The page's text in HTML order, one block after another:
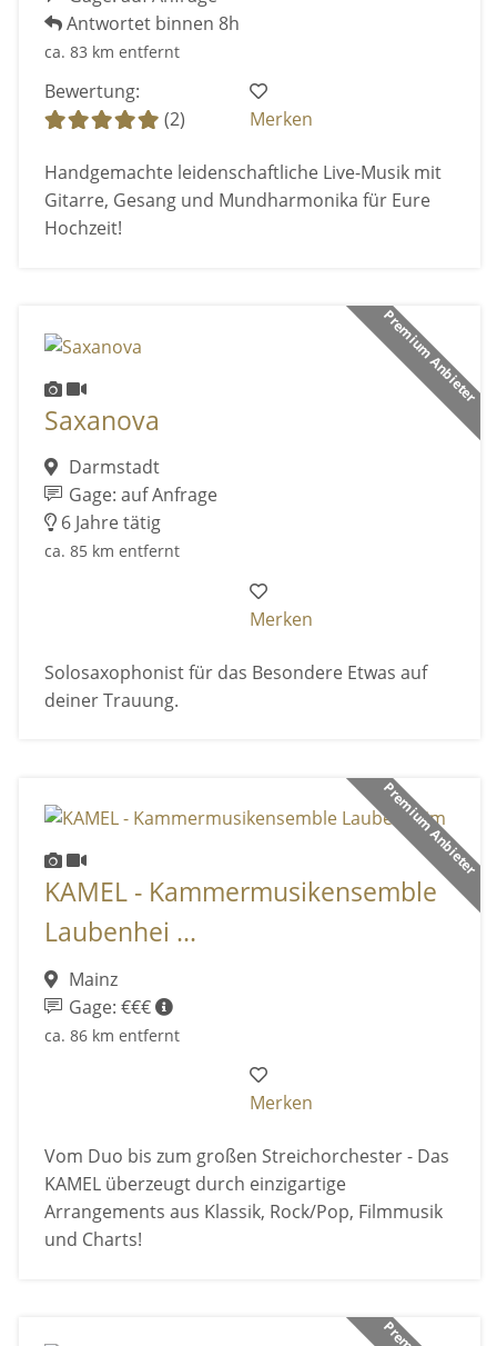
Antwortet binnen 8h
ca. 83 km entfernt
Bewertung:
(2)
Merken
Handgemachte leidenschaftliche Live-Musik mit
Gitarre, Gesang und Mundharmonika für Eure
Hochzeit!
Premium Anbieter
Saxanova
Darmstadt
Gage: auf Anfrage
6 Jahre tätig
ca. 85 km entfernt
Merken
Solosaxophonist für das Besondere Etwas auf
deiner Trauung.
Premium Anbieter
KAMEL - Kammermusikensemble
Laubenhei ...
Mainz
Gage: €€€
ca. 86 km entfernt
Merken
Vom Duo bis zum großen Streichorchester - Das
KAMEL überzeugt durch einzigartige
Arrangements aus Klassik, Rock/Pop, Filmmusik
und Charts!